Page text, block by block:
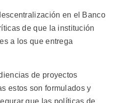
en el Banco
de que la institución
a los que entrega
de proyectos
estos son formulados y
que las políticas de